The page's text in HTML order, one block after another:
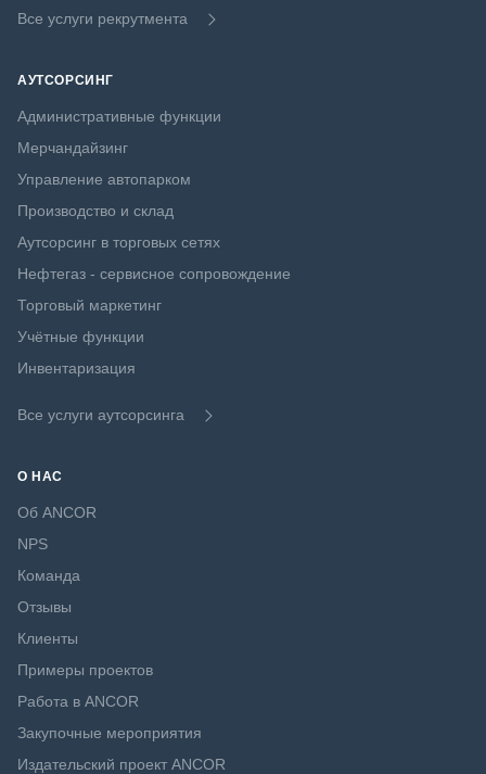
Все услуги рекрутмента
АУТСОРСИНГ
Административные функции
Мерчандайзинг
Управление автопарком
Производство и склад
Аутсорсинг в торговых сетях
Нефтегаз - сервисное сопровождение
Торговый маркетинг
Учётные функции
Инвентаризация
Все услуги аутсорсинга
О НАС
Об ANCOR
NPS
Команда
Отзывы
Клиенты
Примеры проектов
Работа в ANCOR
Закупочные мероприятия
Издательский проект ANCOR